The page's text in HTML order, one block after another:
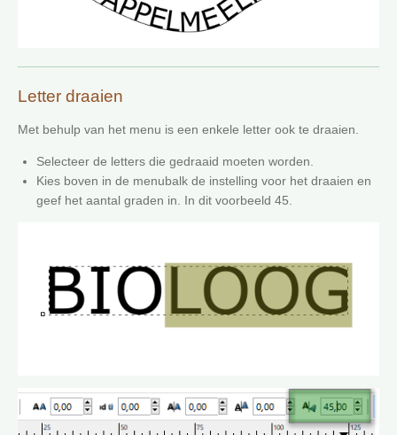
Letter draaien
Met behulp van het menu is een enkele letter ook te draaien.
Selecteer de letters die gedraaid moeten worden.
Kies boven in de menubalk de instelling voor het draaien en
geef het aantal graden in. In dit voorbeeld 45.